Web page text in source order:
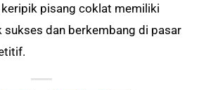
pisang coklat memiliki
sukses dan berkembang di pasar